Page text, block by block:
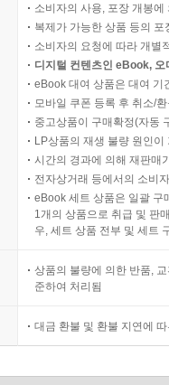
소비자의 사용, 포장 개봉
복제가 가능한 상품 등의
소비자의 요청에 따라 개별
디지털 컨텐츠인 eBook,
eBook 대여 상품은 대여 기
모바일 쿠폰 등록 후 취소/
중고상품이 구매확정(자동
LP상품의 재생 불량 원인
시간의 경과에 의해 재판매
전자상거래 등에서의 소비
eBook 세트 상품은 일괄 구
1개의 상품으로 취급 및 판
우, 세트 상품 전부 및 세트
상품의 불량에 의한 반품,
준하여 처리됨
대금 환불 및 환불 지연에